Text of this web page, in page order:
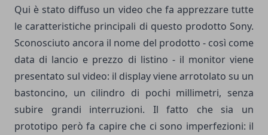
Qui è stato diffuso un video che fa apprezzare tutte
le caratteristiche principali di questo prodotto Sony.
Sconosciuto ancora il nome del prodotto - così come
data di lancio e prezzo di listino - il monitor viene
presentato sul video: il display viene arrotolato su un
bastoncino, un cilindro di pochi millimetri, senza
subire grandi interruzioni. Il fatto che sia un
prototipo però fa capire che ci sono imperfezioni: il